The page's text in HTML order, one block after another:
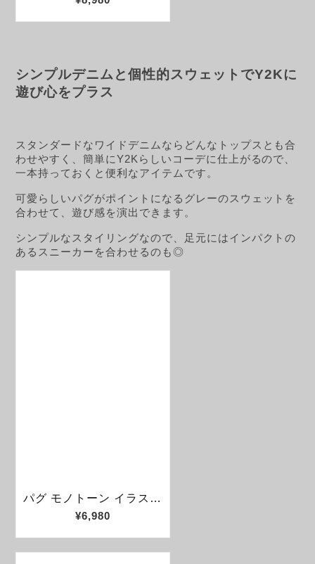
シンプルデニムと個性的スウェットでY2Kに
遊び心をプラス
スタンダードなワイドデニムならどんなトップスとも合
わせやすく、簡単にY2Kらしいコーデに仕上がるので、
一本持っておくと便利なアイテムです。
可愛らしいパグがポイントになるグレーのスウェットを
合わせて、遊び感を演出できます。
シンプルなスタイリングなので、足元にはインパクトの
あるスニーカーを合わせるのも◎